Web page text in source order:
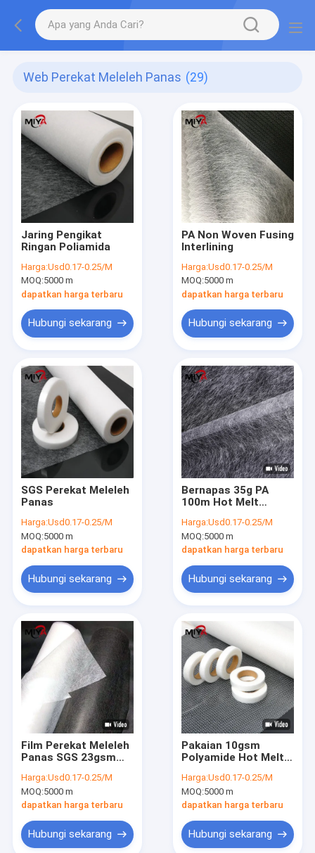
Web Perekat Meleleh Panas (29)
Jaring Pengikat
Ringan Poliamida
Harga:Usd0.17-0.25/M
MOQ:5000 m
dapatkan harga terbaru
Hubungi sekarang
PA Non Woven Fusing
Interlining
Harga:Usd0.17-0.25/M
MOQ:5000 m
dapatkan harga terbaru
Hubungi sekarang
SGS Perekat Meleleh
Panas
Harga:Usd0.17-0.25/M
MOQ:5000 m
dapatkan harga terbaru
Hubungi sekarang
Bernapas 35g PA
100m Hot Melt
Harga:Usd0.17-0.25/M
MOQ:5000 m
dapatkan harga terbaru
Hubungi sekarang
Film Perekat Meleleh
Panas SGS 23gsm
Tekstil
Harga:Usd0.17-0.25/M
MOQ:5000 m
dapatkan harga terbaru
Hubungi sekarang
Pakaian 10gsm
Polyamide Hot Melt
Harga:Usd0.17-0.25/M
MOQ:5000 m
dapatkan harga terbaru
Hubungi sekarang